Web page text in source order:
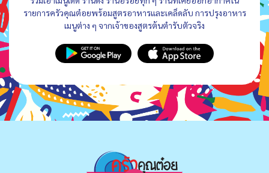
รายการครัวคุณต๋อยพร้อมสูตรอาหารและเคล็ดลับ การปรุงอาหาร
เมนูต่าง ๆ จากเจ้าของสูตรต้นตำรับตัวจริง